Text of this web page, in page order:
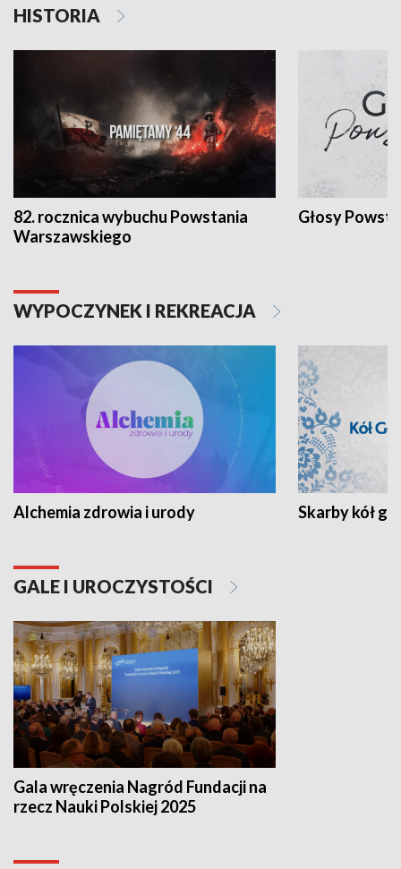
HISTORIA
82. rocznica wybuchu Powstania
Warszawskiego
Głosy
WYPOCZYNEK I REKREACJA
Alchemia zdrowia i urody Skarby kół
GALE I UROCZYSTOŚCI
Gala wręczenia Nagród Fundacji na
rzecz Nauki Polskiej 2025